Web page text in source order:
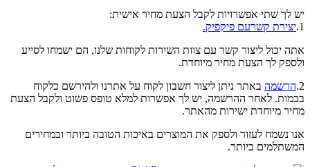
יש לך שתי אפשרויות לקבל הצעת מחיר אישית:
1. יצירת קשרעם פיקפיק.
אתה יכול ליצור קשר עם צוות השירות לקוחות שלנו, הם ישמחו לסייע
ולספק לך הצעת מחיר מיוחדת.
2. הרשמה באתר ניתן ליצור חשבון לקוח על אתרנו ולהירשם כלקוח
בכמות. לאחר ההרשמה, יש לך אפשרות למלא טופס פשוט ולקבל הצעת
מחיר מיוחדת ישירות מהאתר.
אנו נשמח לעזור ולספק את המוצרים באיכות הטובה ביותר ובמחירים
המשתלמים ביותר.